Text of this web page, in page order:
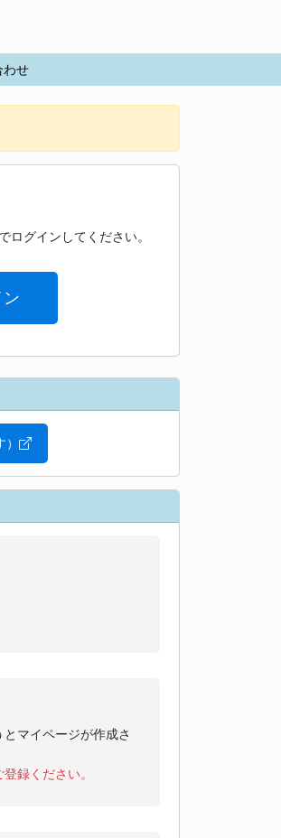
わせ
ログインしてください。
マイページが作成さ
録ください。